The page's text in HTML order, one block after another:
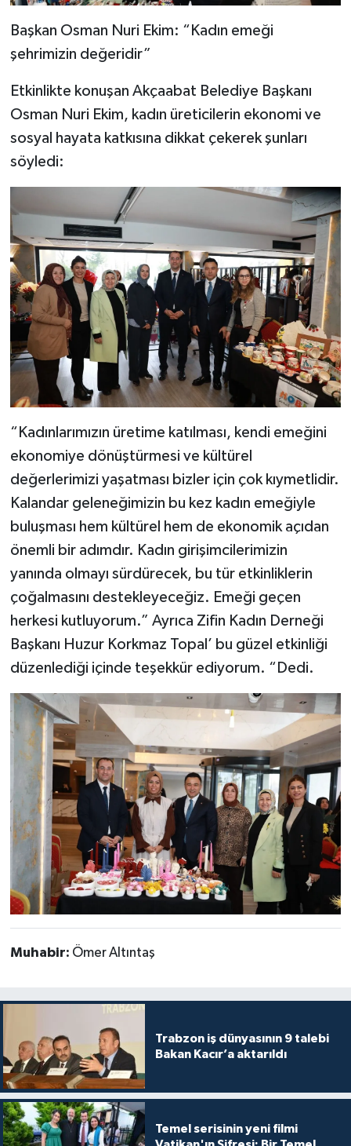
Başkan Osman Nuri Ekim: “Kadın emeği
şehrimizin değeridir”
Etkinlikte konuşan Akçaabat Belediye Başkanı
Osman Nuri Ekim, kadın üreticilerin ekonomi ve
sosyal hayata katkısına dikkat çekerek şunları
söyledi:
“Kadınlarımızın üretime katılması, kendi emeğini
ekonomiye dönüştürmesi ve kültürel
değerlerimizi yaşatması bizler için çok kıymetlidir.
Kalandar geleneğimizin bu kez kadın emeğiyle
buluşması hem kültürel hem de ekonomik açıdan
önemli bir adımdır. Kadın girişimcilerimizin
yanında olmayı sürdürecek, bu tür etkinliklerin
çoğalmasını destekleyeceğiz. Emeği geçen
herkesi kutluyorum.” Ayrıca Zifin Kadın Derneği
Başkanı Huzur Korkmaz Topal’ bu güzel etkinliği
düzenlediği içinde teşekkür ediyorum. “Dedi.
Muhabir: Ömer Altıntaş
Trabzon iş dünyasının 9 talebi
Bakan Kacır’a aktarıldı
Temel serisinin yeni filmi